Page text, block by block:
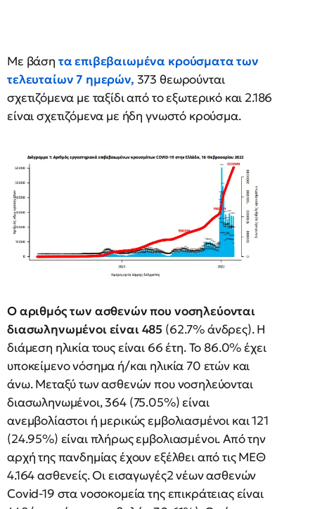
Με βάση τα επιβεβαιωμένα κρούσματα των
τελευταίων 7 ημερών, 373 θεωρούνται
σχετιζόμενα με ταξίδι από το εξωτερικό και 2.186
είναι σχετιζόμενα με ήδη γνωστό κρούσμα.
Ο αριθμός των ασθενών που νοσηλεύονται
διασωληνωμένοι είναι 485 (62.7% άνδρες). Η
διάμεση ηλικία τους είναι 66 έτη. To 86.0% έχει
υποκείμενο νόσημα ή/και ηλικία 70 ετών και
άνω. Μεταξύ των ασθενών που νοσηλεύονται
διασωληνωμένοι, 364 (75.05%) είναι
ανεμβολίαστοι ή μερικώς εμβολιασμένοι και 121
(24.95%) είναι πλήρως εμβολιασμένοι. Από την
αρχή της πανδημίας έχουν εξέλθει από τις ΜΕΘ
4.164 ασθενείς. Οι εισαγωγές2 νέων ασθενών
Covid-19 στα νοσοκομεία της επικράτειας είναι